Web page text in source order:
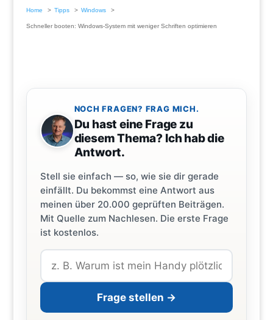
Home Tipps Windows
Schneller booten: Windows-System mit weniger Schriften optimieren
NOCH FRAGEN? FRAG MICH.
Du hast eine Frage zu
diesem Thema? Ich hab die
Antwort.
Stell sie einfach — so, wie sie dir gerade
einfällt. Du bekommst eine Antwort aus
meinen über 20.000 geprüften Beiträgen.
Mit Quelle zum Nachlesen. Die erste Frage
ist kostenlos.
Frage stellen →